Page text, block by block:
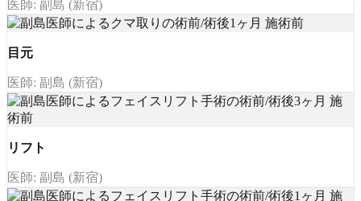
医師: 副島 (新宿)
目元
医師: 副島 (新宿)
リフト
医師: 副島 (新宿)